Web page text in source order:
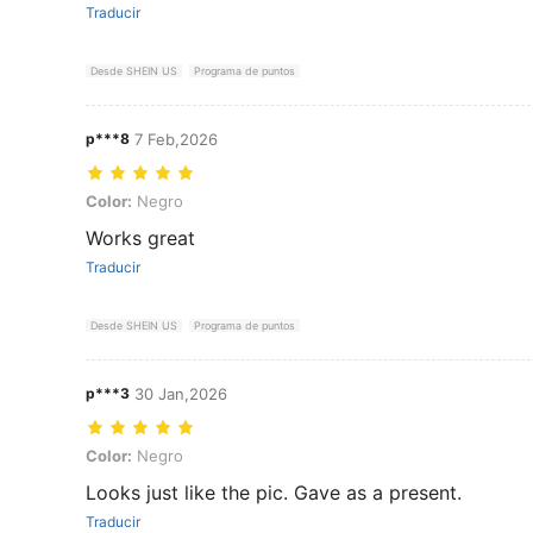
Traducir
Desde SHEIN US Programa de puntos
p***8 7 Feb,2026
Color: Negro
Color: Negro
Works great
Traducir
Desde SHEIN US Programa de puntos
p***3 30 Jan,2026
Color: Negro
Color: Negro
Looks just like the pic. Gave as a present.
Traducir